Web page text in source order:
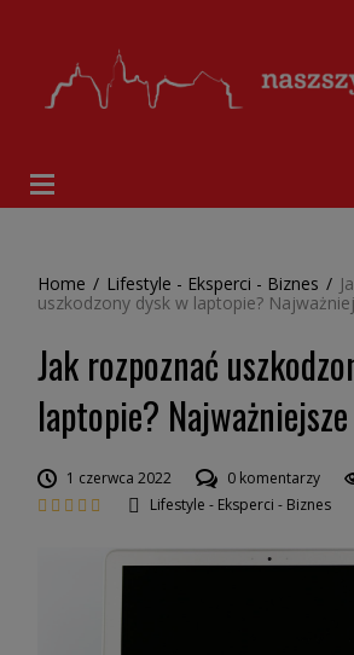
Home / Lifestyle - Eksperci - Biznes /
uszkodzony dysk w laptopie?
Jak rozpoznać
laptopie?
1 czerwca 2022 0 komentarzy
Lifestyle - Eksperci - Biznes